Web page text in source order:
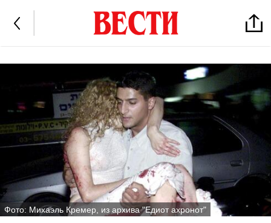
Фото: Михаэль Кремер, из архива "Едиот ахронот"